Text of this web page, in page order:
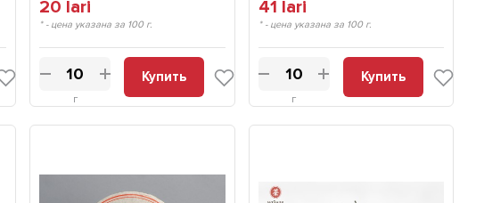
20 lari
* - цена указана за 100 г.
г
Купить
41 lari
* - цена указана за 100 г.
г
Купить